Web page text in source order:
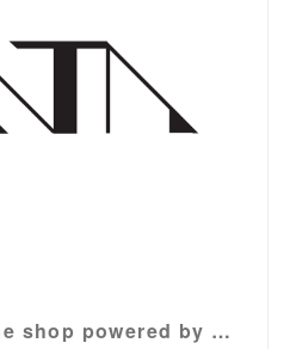
AATA / あーた online shop powered by BASE